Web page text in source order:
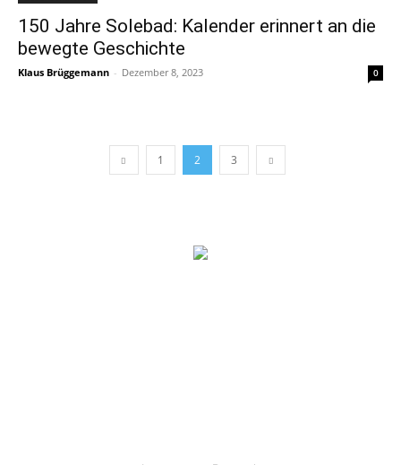
150 Jahre Solebad: Kalender erinnert an die
bewegte Geschichte
Klaus Brüggemann - Dezember 8, 2023 0
1 2 3